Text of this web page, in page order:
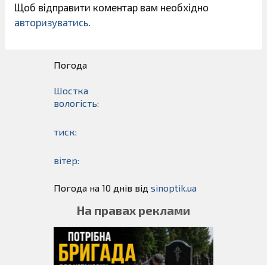
Щоб відправити коментар вам необхідно
авторизуватись
Погода
Шостка
вологість:
тиск:
вітер:
Погода на 10 днів від sinoptik.ua
На правах реклами